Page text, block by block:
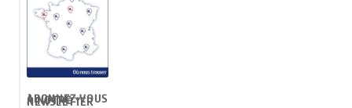
ABONNEZ-VOUS À NOTRE NEWSLETTER